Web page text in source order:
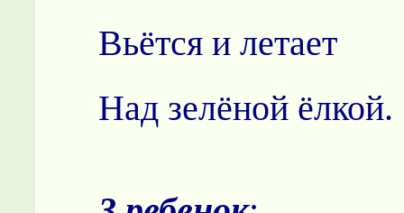
Вьётся и летает
Над зелёной ёлкой.